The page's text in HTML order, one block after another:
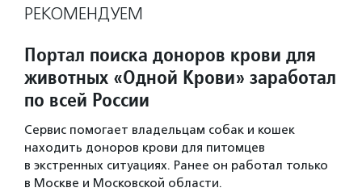
РЕКОМЕНДУЕМ
Портал поиска доноров крови для
животных «Одной Крови» заработал
по всей России
Сервис помогает владельцам собак и кошек
находить доноров крови для питомцев
в экстренных ситуациях. Ранее он работал только
в Москве и Московской области.